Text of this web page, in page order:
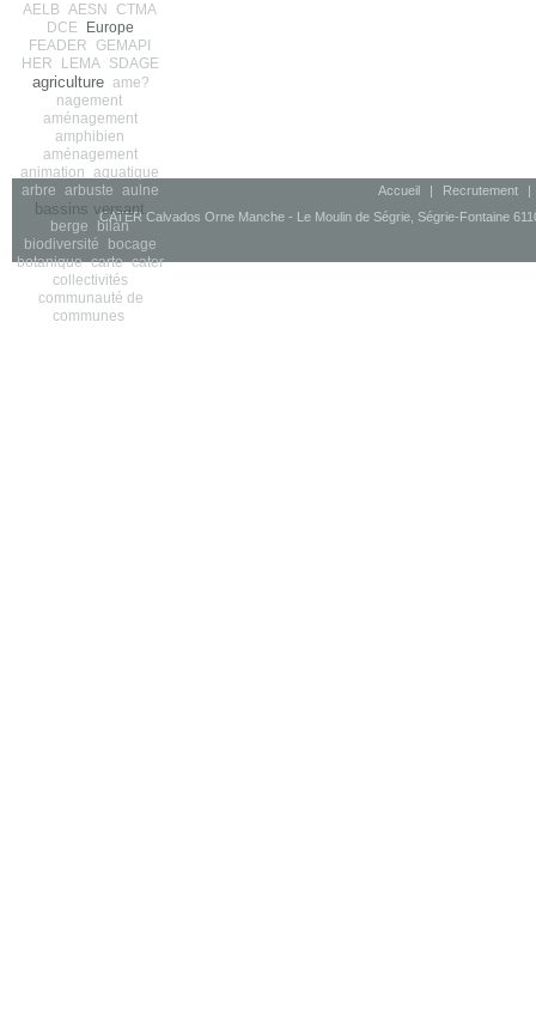
AELB AESN
CTMA
DCE
Europe
FEADER
GEMAPI
HER
LEMA SDAGE
agriculture ame?
nagement
aménagement
amphibien
aménagement
animation aquatique
arbre arbuste aulne
bassins versant
berge
bilan
biodiversité
bocage
botanique carte cater
collectivités
communauté de
communes
Accueil | Recrutement
|
CATER Calvados Orne Manche - Le Moulin de Ségrie, Ségrie-Fontaine